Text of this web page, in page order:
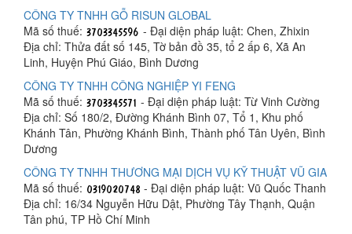
CÔNG TY TNHH GỖ RISUN GLOBAL
Mã số thuế:
- Đại diện pháp luật: Chen, Zhixin
Địa chỉ: Thửa đất số 145, Tờ bản đồ 35, tổ 2 ấp 6, Xã An
Linh, Huyện Phú Giáo, Bình Dương
CÔNG TY TNHH CÔNG NGHIỆP YI FENG
Mã số thuế:
- Đại diện pháp luật: Từ Vinh Cường
Địa chỉ: Số 180/2, Đường Khánh Bình 07, Tổ 1, Khu phố
Khánh Tân, Phường Khánh Bình, Thành phố Tân Uyên, Bình
Dương
CÔNG TY TNHH THƯƠNG MẠI DỊCH VỤ KỸ THUẬT VŨ GIA
Mã số thuế:
- Đại diện pháp luật: Vũ Quốc Thanh
Địa chỉ: 16/34 Nguyễn Hữu Dật, Phường Tây Thạnh, Quận
Tân phú, TP Hồ Chí Minh